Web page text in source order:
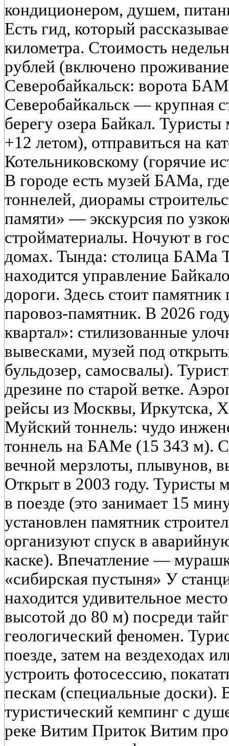
кондиционером, душем,
Есть гид, который
километра. Стоимость
рублей (включено
Северобайкальск: ворота
Северобайкальск — крупная
берегу озера Байкал. Туристы
+12 летом), отправиться на
Котельниковскому (горячие
В городе есть музей БАМа,
тоннелей, диорамы
памяти» — экскурсия по
стройматериалы. Ночуют в
домах. Тында: столица БАМа
находится управление
дороги. Здесь стоит
паровоз-памятник. В 2026
квартал»: стилизованные
вывесками, музей под
бульдозер, самосвалы).
дрезине по старой ветке.
рейсы из Москвы, Иркутска,
Муйский тоннель: чудо
тоннель на БАМе (15 343 м).
вечной мерзлоты, плывунов,
Открыт в 2003 году. Туристы
в поезде (это занимает 15
установлен памятник
организуют спуск в
каске). Впечатление —
«сибирская пустыня» У
находится удивительное
высотой до 80 м) посреди
геологический феномен.
поезде, затем на вездеходах
устроить фотосессию,
пескам (специальные доски).
туристический кемпинг с
реке Витим Приток Витим